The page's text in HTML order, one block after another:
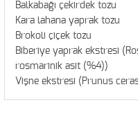
Balkabağı çekirdek tozu
Kara lahana yaprak tozu
Brokoli çiçek tozu
Biberiye yaprak ekstresi
rosmarinik asit (%4))
Vişne ekstresi (Prunus